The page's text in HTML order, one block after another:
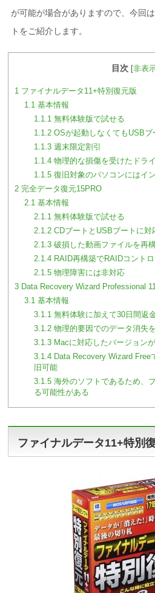
が可能が場合がありますので、今回
トをご紹介します。
目次 [非表
1 ファイナルデータ11+特別復元版
1.1 基本情報
1.1.1 無料体験版で試せる
1.1.2 OSが起動しなくてもUSBブ
1.1.3 週末限定割引
1.1.4 物理的な損傷を受けたドラ
1.1.5 復旧対象のパソコンにはイ
2 完全データ復元15PRO
2.1 基本情報
2.1.1 無料体験版で試せる
2.1.2 CDブートとUSBブートに対
2.1.3 破損した動画ファイルを再
2.1.4 RAID再構築でRAIDコント
2.1.5 物理障害には非対応
3 Data Recovery Wizard Professional
3.1 基本情報
3.1.1 無料体験に加えて30日間返
3.1.2 物理的要因でのデータ消失
3.1.3 Macに対応したバージョン
3.1.4 Data Recovery Wizard Free
旧可能
3.1.5 海外のソフトであるため、
る可能性がある
ファイナルデータ11+特別